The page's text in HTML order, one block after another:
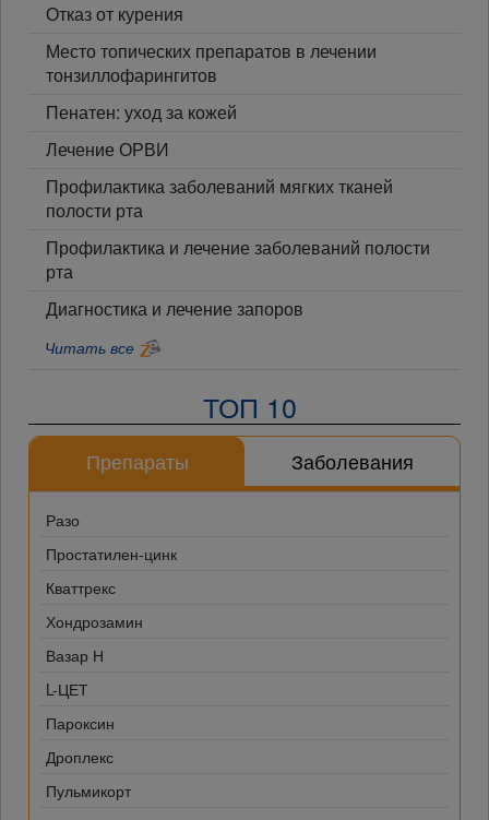
Отказ от курения
Место топических препаратов в лечении
тонзиллофарингитов
Пенатен: уход за кожей
Лечение ОРВИ
Профилактика заболеваний мягких тканей
полости рта
Профилактика и лечение заболеваний полости
рта
Диагностика и лечение запоров
Читать все
ТОП 10
Препараты Заболевания
Разо
Простатилен-цинк
Кваттрекс
Хондрозамин
Вазар Н
L-ЦЕТ
Пароксин
Дроплекс
Пульмикорт